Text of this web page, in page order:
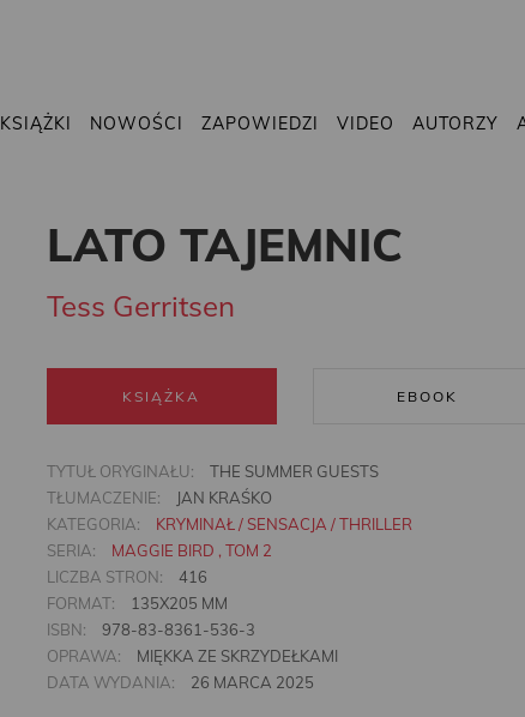
KSIĄŻKI NOWOŚCI ZAPOWIEDZI VIDEO AUTORZY
LATO TAJEMNIC
Tess Gerritsen
KSIĄŻKA EBOOK
TYTUŁ ORYGINAŁU:
THE SUMMER GUESTS
TŁUMACZENIE:
JAN KRAŚKO
KATEGORIA:
KRYMINAŁ / SENSACJA / THRILLER
SERIA:
MAGGIE BIRD , TOM 2
LICZBA STRON:
416
FORMAT:
135X205 MM
ISBN:
978-83-8361-536-3
OPRAWA:
MIĘKKA ZE SKRZYDEŁKAMI
DATA WYDANIA:
26 MARCA 2025